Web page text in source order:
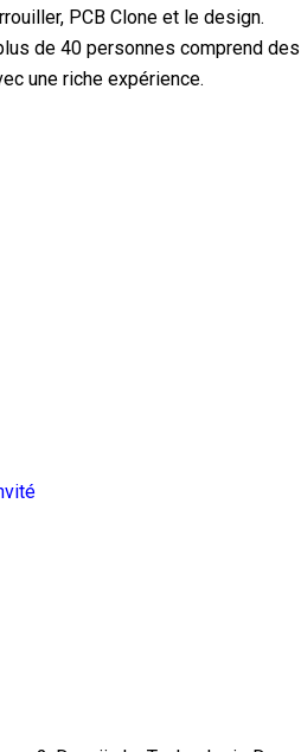
PCB Clone et le design.
de 40 personnes comprend des
une riche expérience.